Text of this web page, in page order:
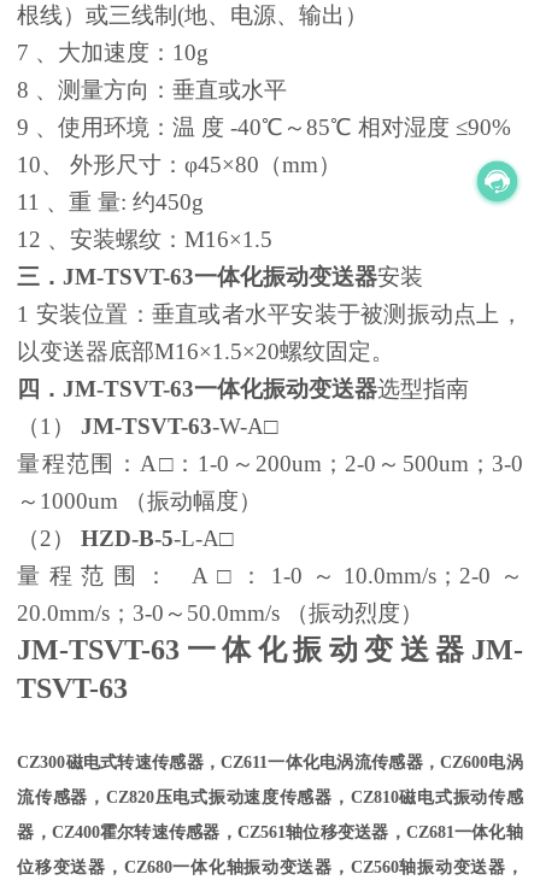
根线）或三线制(地、电源、输出）
7 、大加速度：10g
8 、测量方向：垂直或水平
9 、使用环境：温 度 -40℃～85℃ 相对湿度 ≤90%
10、 外形尺寸：φ45×80（mm）
11 、重 量: 约450g
12 、安装螺纹：M16×1.5
三．JM-TSVT-63一体化振动变送器安装
1 安装位置：垂直或者水平安装于被测振动点上，
以变送器底部M16×1.5×20螺纹固定。
四．JM-TSVT-63一体化振动变送器选型指南
（1）JM-TSVT-63-W-A□
量程范围：A□：1-0～200um；2-0～500um；3-0
～1000um （振动幅度）
（2）HZD-B-5-L-A□
量程范围： A□：1-0～10.0mm/s；2-0～
20.0mm/s；3-0～50.0mm/s （振动烈度）
JM-TSVT-63 一体化振动变送器 JM-
TSVT-63
CZ300磁电式转速传感器，CZ611一体化电涡流传感器，CZ600电涡
流传感器，CZ820压电式振动速度传感器，CZ810磁电式振动传感
器，CZ400霍尔转速传感器，CZ561轴位移变送器，CZ681一体化轴
位移变送器，CZ680一体化轴振动变送器，CZ560轴振动变送器，